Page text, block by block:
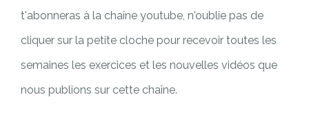
t'abonneras à la chaîne youtube, n'oublie pas de
cliquer sur la petite cloche pour recevoir toutes les
semaines les exercices et les nouvelles vidéos que
nous publions sur cette chaîne.